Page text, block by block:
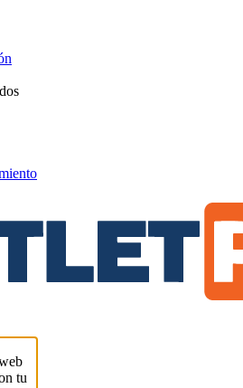
tu